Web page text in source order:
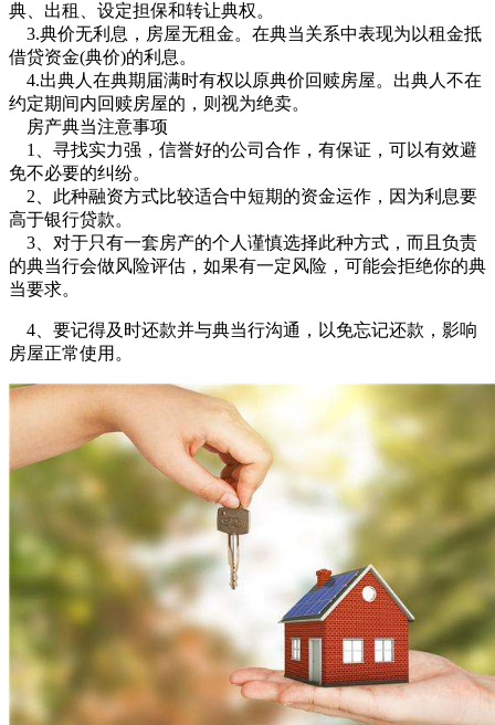
典、出租、设定担保和转让典权。
3.典价无利息，房屋无租金。在典当关系中表现为以租金抵
借贷资金(典价)的利息。
4.出典人在典期届满时有权以原典价回赎房屋。出典人不在
约定期间内回赎房屋的，则视为绝卖。
房产典当注意事项
1、寻找实力强，信誉好的公司合作，有保证，可以有效避
免不必要的纠纷。
2、此种融资方式比较适合中短期的资金运作，因为利息要
高于银行贷款。
3、对于只有一套房产的个人谨慎选择此种方式，而且负责
的典当行会做风险评估，如果有一定风险，可能会拒绝你的典
当要求。
4、要记得及时还款并与典当行沟通，以免忘记还款，影响
房屋正常使用。